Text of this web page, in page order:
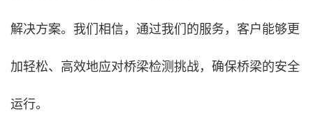
解决方案。我们相信，通过我们的服务，客户能够更
加轻松、高效地应对桥梁检测挑战，确保桥梁的安全
运行。